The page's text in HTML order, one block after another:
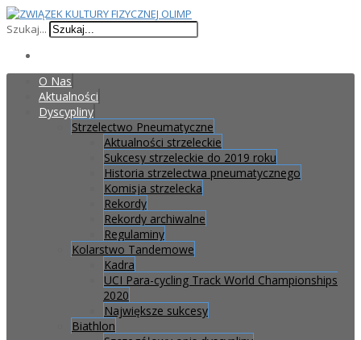
Szukaj...
O Nas
Aktualności
Dyscypliny
Strzelectwo Pneumatyczne
Aktualności strzeleckie
Sukcesy strzeleckie do 2019 roku
Historia strzelectwa pneumatycznego
Komisja strzelecka
Rekordy
Rekordy archiwalne
Regulaminy
Kolarstwo Tandemowe
Kadra
UCI Para-cycling Track World Championships
2020
Największe sukcesy
Biathlon